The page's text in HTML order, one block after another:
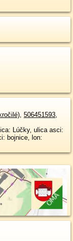
, 506451593,
Lúčky, ulica asci:
bojnice, lon: